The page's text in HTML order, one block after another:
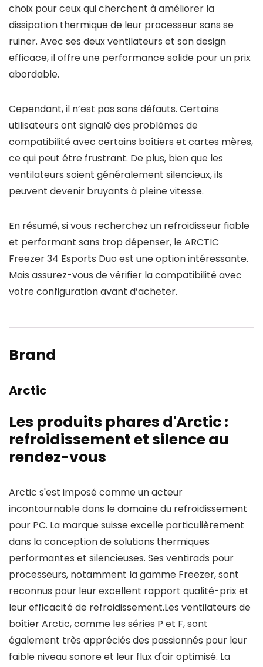
choix pour ceux qui cherchent à améliorer la
dissipation thermique de leur processeur sans se
ruiner. Avec ses deux ventilateurs et son design
efficace, il offre une performance solide pour un prix
abordable.
Cependant, il n’est pas sans défauts. Certains
utilisateurs ont signalé des problèmes de
compatibilité avec certains boîtiers et cartes mères,
ce qui peut être frustrant. De plus, bien que les
ventilateurs soient généralement silencieux, ils
peuvent devenir bruyants à pleine vitesse.
En résumé, si vous recherchez un refroidisseur fiable
et performant sans trop dépenser, le ARCTIC
Freezer 34 Esports Duo est une option intéressante.
Mais assurez-vous de vérifier la compatibilité avec
votre configuration avant d’acheter.
Brand
Arctic
Les produits phares d'Arctic :
refroidissement et silence au
rendez-vous
Arctic s'est imposé comme un acteur
incontournable dans le domaine du refroidissement
pour PC. La marque suisse excelle particulièrement
dans la conception de solutions thermiques
performantes et silencieuses. Ses ventirads pour
processeurs, notamment la gamme Freezer, sont
reconnus pour leur excellent rapport qualité-prix et
leur efficacité de refroidissement.Les ventilateurs de
boîtier Arctic, comme les séries P et F, sont
également très appréciés des passionnés pour leur
faible niveau sonore et leur flux d'air optimisé. La